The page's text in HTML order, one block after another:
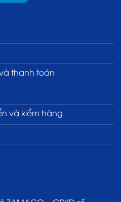
thanh toán
và kiểm hàng